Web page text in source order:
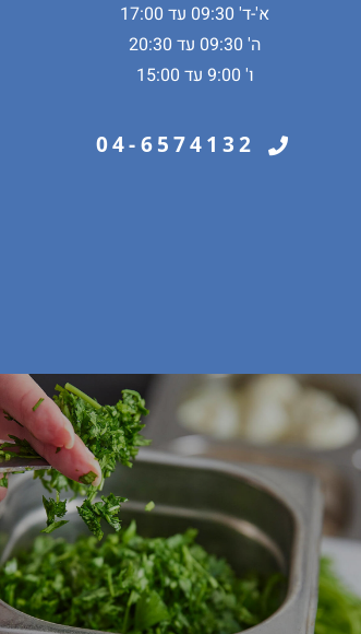
א'-ד' 09:30 עד 17:00
ה' 09:30 עד 20:30
ו' 9:00 עד 15:00
04-6574132